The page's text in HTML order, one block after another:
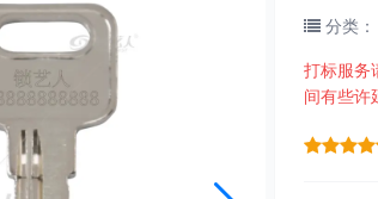
分类 ：
打标服务
间有些许